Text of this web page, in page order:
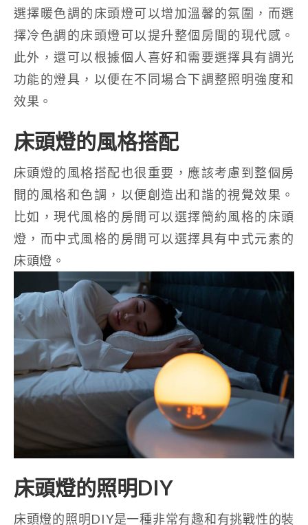
選擇暖色調的床頭燈可以增加溫馨的氛圍，而選
擇冷色調的床頭燈可以提升整個房間的現代感。
此外，還可以根據個人喜好和需要選擇具有調光
功能的燈具，以便在不同場合下調整照明強度和
效果。
床頭燈的風格搭配
床頭燈的風格搭配也很重要，應該考慮到整個房
間的風格和色調，以便創造出和諧的視覺效果。
比如，現代風格的房間可以選擇簡約風格的床頭
燈，而中式風格的房間可以選擇具有中式元素的
床頭燈。
床頭燈的照明DIY
床頭燈的照明DIY是一種非常有趣和有挑戰性的裝